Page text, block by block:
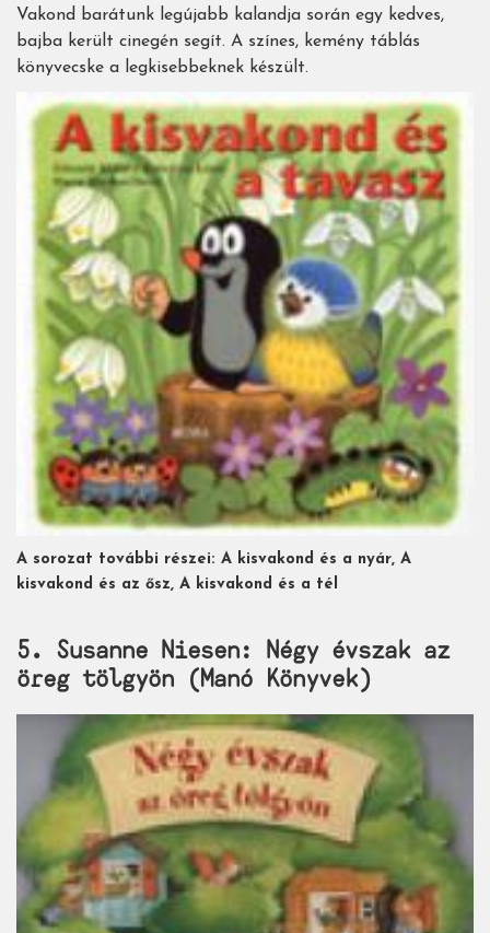
Vakond barátunk legújabb kalandja során egy kedves,
bajba került cinegén segít. A színes, kemény táblás
könyvecske a legkisebbeknek készült.
A sorozat további részei: A kisvakond és a nyár, A
kisvakond és az ősz, A kisvakond és a tél
5. Susanne Niesen: Négy évszak az
öreg tölgyön (Manó Könyvek)